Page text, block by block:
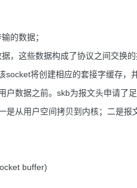
的数据；
这些数据构成了协议之间交换的
socket将创建相应的套接字缓存
户数据之前。skb为报文头申请了
从用户空间拷贝到内核；二是报